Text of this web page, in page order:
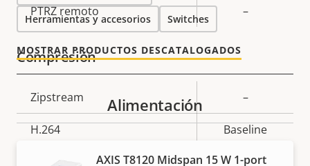
Descripción
de
propiedad
Valor de
la
propiedad
PTRZ remoto –
Compresión
Descripción
de
propiedad
Valor de
la
Zipstream –
H.264 Baseline
H.265 –
Herramientas y accesorios Switches
MOSTRAR PRODUCTOS DESCATALOGADOS
Alimentación
AXIS T8120 Midspan 15 W 1-port